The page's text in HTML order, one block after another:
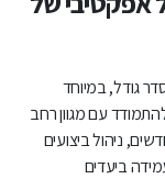
גודל, במיוחד
עם מגוון רחב
ניהול ביצועים
ביעדים